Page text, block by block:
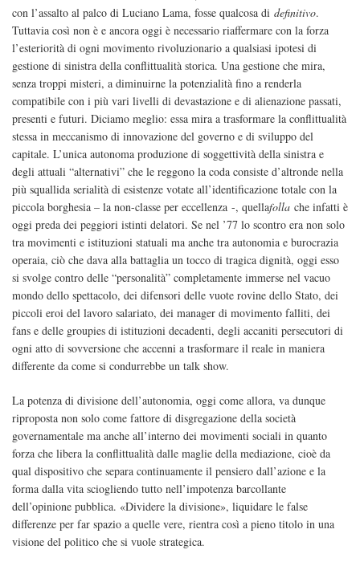
con l’assalto al palco di Luciano Lama, fosse qualcosa di definitivo.
Tuttavia così non è e ancora oggi è necessario riaffermare con la forza
l’esteriorità di ogni movimento rivoluzionario a qualsiasi ipotesi di
gestione di sinistra della conflittualità storica. Una gestione che mira,
senza troppi misteri, a diminuirne la potenzialità fino a renderla
compatibile con i più vari livelli di devastazione e di alienazione passati,
presenti e futuri. Diciamo meglio: essa mira a trasformare la conflittualità
stessa in meccanismo di innovazione del governo e di sviluppo del
capitale. L’unica autonoma produzione di soggettività della sinistra e
degli attuali “alternativi” che le reggono la coda consiste d’altronde nella
più squallida serialità di esistenze votate all’identificazione totale con la
piccola borghesia – la non-classe per eccellenza -, quellafolla che infatti è
oggi preda dei peggiori istinti delatori. Se nel ’77 lo scontro era non solo
tra movimenti e istituzioni statuali ma anche tra autonomia e burocrazia
operaia, ciò che dava alla battaglia un tocco di tragica dignità, oggi esso
si svolge contro delle “personalità” completamente immerse nel vacuo
mondo dello spettacolo, dei difensori delle vuote rovine dello Stato, dei
piccoli eroi del lavoro salariato, dei manager di movimento falliti, dei
fans e delle groupies di istituzioni decadenti, degli accaniti persecutori di
ogni atto di sovversione che accenni a trasformare il reale in maniera
differente da come si condurrebbe un talk show.
La potenza di divisione dell’autonomia, oggi come allora, va dunque
riproposta non solo come fattore di disgregazione della società
governamentale ma anche all’interno dei movimenti sociali in quanto
forza che libera la conflittualità dalle maglie della mediazione, cioè da
qual dispositivo che separa continuamente il pensiero dall’azione e la
forma dalla vita sciogliendo tutto nell’impotenza barcollante
dell’opinione pubblica. «Dividere la divisione», liquidare le false
differenze per far spazio a quelle vere, rientra così a pieno titolo in una
visione del politico che si vuole strategica.